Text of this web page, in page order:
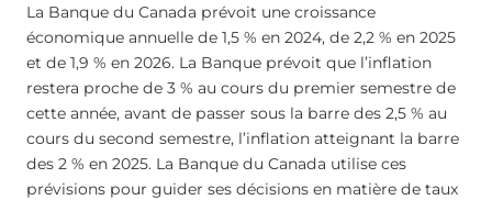
La Banque du Canada prévoit une croissance
économique annuelle de 1,5 % en 2024, de 2,2 % en 2025
et de 1,9 % en 2026. La Banque prévoit que l’inflation
restera proche de 3 % au cours du premier semestre de
cette année, avant de passer sous la barre des 2,5 % au
cours du second semestre, l’inflation atteignant la barre
des 2 % en 2025. La Banque du Canada utilise ces
prévisions pour guider ses décisions en matière de taux